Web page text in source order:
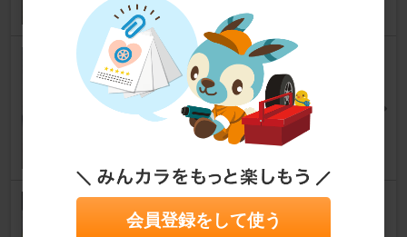
ドライブベルト交換
トゥデイ
無着色辛子明太子さん
11
2
Hunter 47mmボアアップキッ
ト(76cc) 取り付け その1
会員登録をして使う